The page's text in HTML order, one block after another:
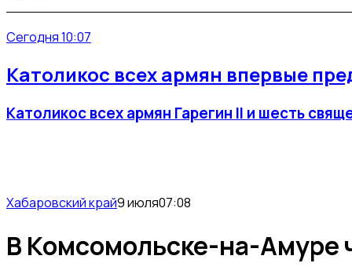
Сегодня 10:07
Католикос всех армян впервые
Католикос всех армян Гарегин II и шесть
Хабаровский край9 июля07:08
В Комсомольске-на-Амуре